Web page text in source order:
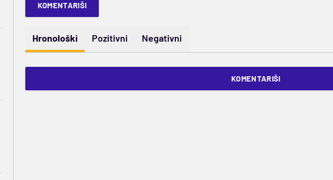
KOMENTARIŠI
Hronološki Pozitivni Negativni
KOMENTARIŠI